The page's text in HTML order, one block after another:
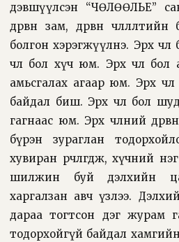
дэвшүүлсэн “ЧӨЛӨӨЛЬЕ”
дөрвөн зам, дөрвөн
болгон хэрэгжүүлнэ. Эрх
чөлөө бол хүч юм. Эрх чөлөө
амьсгалах агаар юм. Эрх
байдал биш. Эрх чөлөө бол
гагнаас юм. Эрх чөлөөний дөрвөн
бүрэн зураглан
хувиран өөрчлөгдөж, хүчний
шилжин буй дэлхийн
харгалзан авч үзлээ.
дараа тогтсон дэг журам
тодорхойгүй байдал